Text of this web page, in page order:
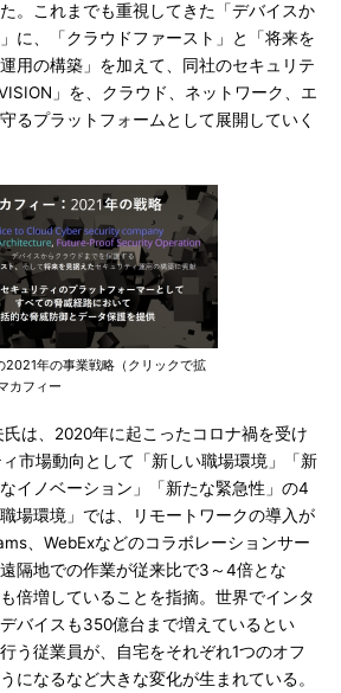
。これまでも重視してきた「デバイスか
に、「クラウドファースト」と「将来を
用の構築」を加えて、同社のセキュリテ
」を、クラウド、ネットワーク、エ
るプラットフォームとして展開していく
2021年の事業戦略（クリックで拡
カフィー
は、2020年に起こったコロナ禍を受け
市場動向として「新しい職場環境」「新
イノベーション」「新たな緊急性」の4
場環境」では、リモートワークの導入が
、WebExなどのコラボレーションサー
隔地での作業が従来比で3～4倍とな
倍増していることを指摘。世界でインタ
バイスも350億台まで増えているとい
う従業員が、自宅をそれぞれ1つのオフ
になるなど大きな変化が生まれている。